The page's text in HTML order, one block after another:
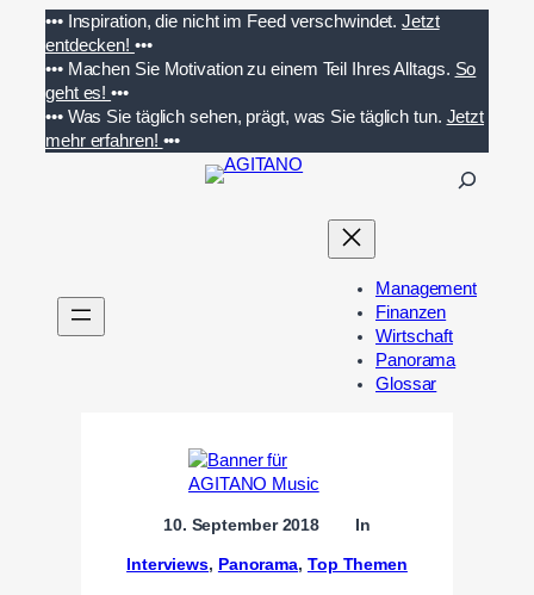
Inhalt
springen
••• Inspiration, die nicht im Feed verschwindet. Jetzt
entdecken! •••
••• Machen Sie Motivation zu einem Teil Ihres Alltags. So
geht es!•••
••• Was Sie täglich sehen, prägt, was Sie täglich tun. Jetzt
mehr erfahren! •••
n
Management
Finanzen
Wirtschaft
Panorama
Glossar
10. September 2018 In
Interviews, Panorama, Top Themen